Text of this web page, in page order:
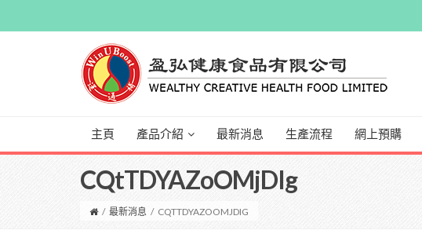
主頁 產品介紹 最新消息 生產流程 網上預購
CQtTDYAZoOMjDIg
/ 最新消息 / CQTTDYAZOOMJDIG